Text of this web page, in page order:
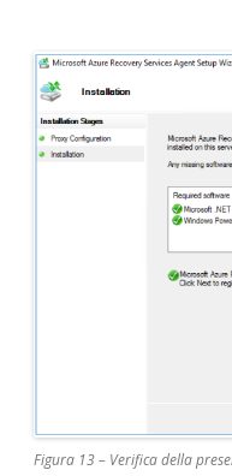
Figura 13 – Verifica della